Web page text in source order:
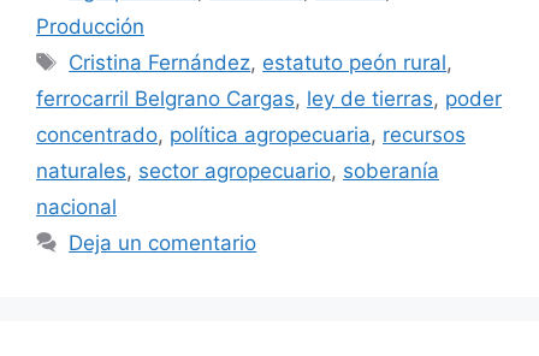
Producción
Cristina Fernández, estatuto peón rural,
ferrocarril Belgrano Cargas, ley de tierras, poder
concentrado, política agropecuaria, recursos
naturales, sector agropecuario, soberanía
nacional
Deja un comentario